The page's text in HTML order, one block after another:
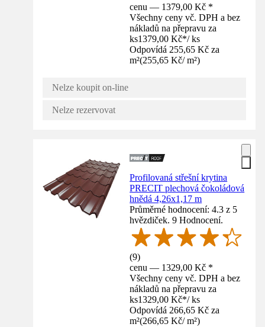
cenu — 1379,00 Kč *
Všechny ceny vč. DPH a bez
nákladů na přepravu za
ks1379,00 Kč*/ ks
Odpovídá 255,65 Kč za
m²(255,65 Kč/ m²)
Nelze koupit on-line
Nelze rezervovat
Profilovaná střešní krytina
PRECIT plechová čokoládová
hnědá 4,26x1,17 m
Průměrné hodnocení: 4.3 z 5
hvězdiček. 9 Hodnocení.
(9)
cenu — 1329,00 Kč *
Všechny ceny vč. DPH a bez
nákladů na přepravu za
ks1329,00 Kč*/ ks
Odpovídá 266,65 Kč za
m²(266,65 Kč/ m²)